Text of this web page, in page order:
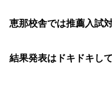
恵那校舎では推薦入試
結果発表はドキドキし